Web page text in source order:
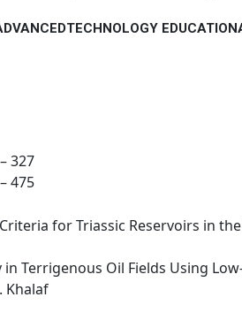
TECHNOLOGY EDUCATION
327
475
for Triassic Reservoirs in
in Terrigenous Oil Fields Using
Khalaf